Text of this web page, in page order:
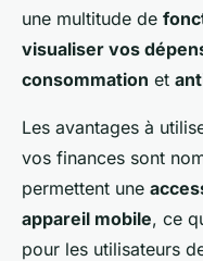
une multitude de
visualiser vos
consommation et
Les avantages à
vos finances sont
permettent une
appareil mobile, ce
pour les utilisateurs